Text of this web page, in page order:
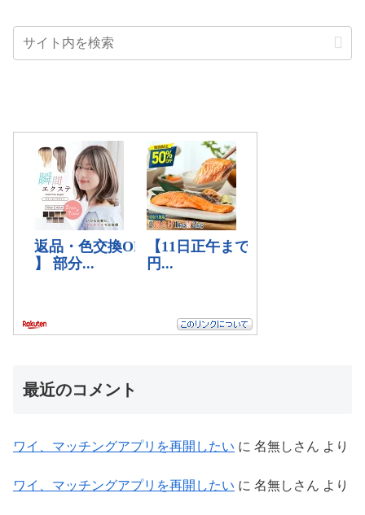
最近のコメント
ワイ、マッチングアプリを再開したい に 名無しさん より
ワイ、マッチングアプリを再開したい に 名無しさん より